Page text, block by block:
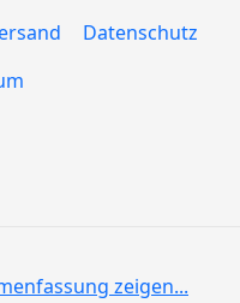
zeigen...
Datenschutz